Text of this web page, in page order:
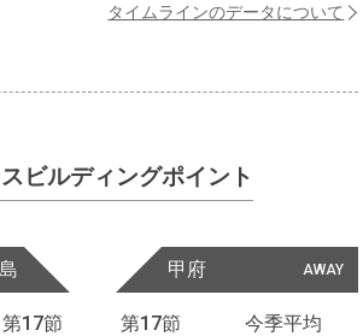
タイムラインのデータについて
ビルディングポイント
AWAY
甲府
第17節 第17節
今季平均